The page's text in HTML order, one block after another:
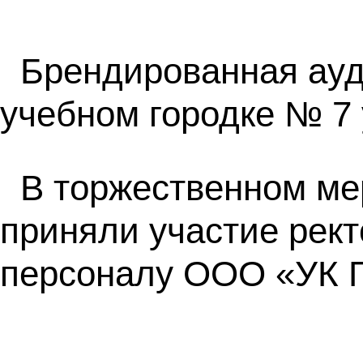
Брендированная
учебном городке № 7
В торжественном
приняли участие
персоналу ООО «УК